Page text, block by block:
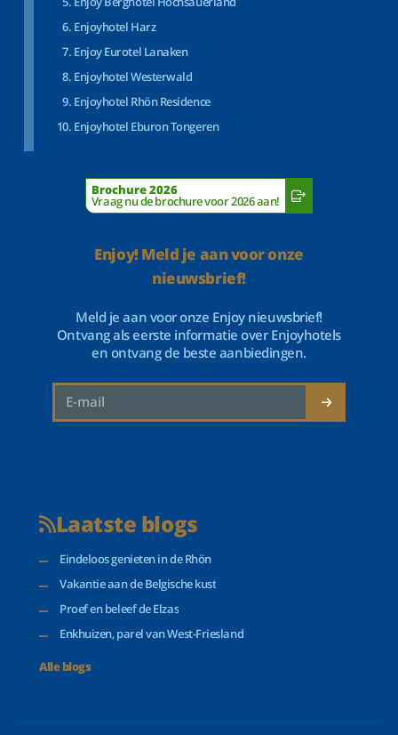
Enjoyhotel Harz
Enjoy Eurotel Lanaken
Enjoyhotel Westerwald
Enjoyhotel Rhön Residence
Enjoyhotel Eburon Tongeren
Brochure 2026
Vraag nu de brochure voor 2026 aan!
Enjoy! Meld je aan voor onze
nieuwsbrief!
Meld je aan voor onze Enjoy nieuwsbrief!
Ontvang als eerste informatie over Enjoyhotels
en ontvang de beste aanbiedingen.
Laatste blogs
Eindeloos genieten in de Rhön
Vakantie aan de Belgische kust
Proef en beleef de Elzas
Enkhuizen, parel van West-Friesland
Alle blogs